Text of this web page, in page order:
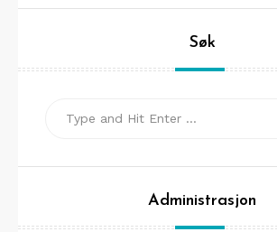
Søk
Administrasjon